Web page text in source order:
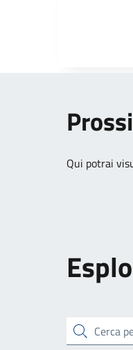
Qui potrai
cerca